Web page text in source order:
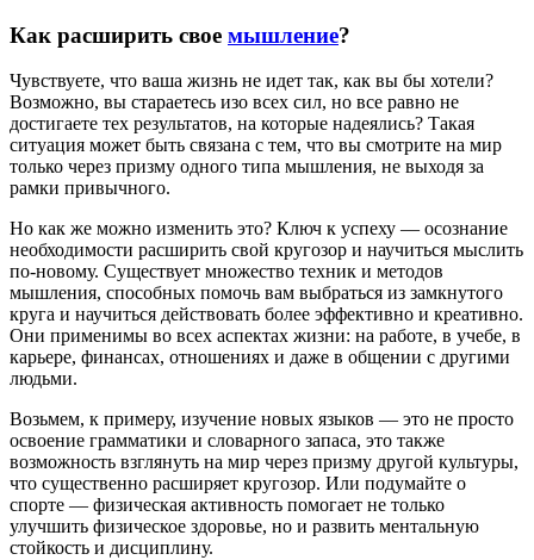
Как расширить свое мышление?
Чувствуете, что ваша жизнь не идет так, как вы бы хотели?
Возможно, вы стараетесь изо всех сил, но все равно не
достигаете тех результатов, на которые надеялись? Такая
ситуация может быть связана с тем, что вы смотрите на мир
только через призму одного типа мышления, не выходя за
рамки привычного.
Но как же можно изменить это? Ключ к успеху — осознание
необходимости расширить свой кругозор и научиться мыслить
по-новому. Существует множество техник и методов
мышления, способных помочь вам выбраться из замкнутого
круга и научиться действовать более эффективно и креативно.
Они применимы во всех аспектах жизни: на работе, в учебе, в
карьере, финансах, отношениях и даже в общении с другими
людьми.
Возьмем, к примеру, изучение новых языков — это не просто
освоение грамматики и словарного запаса, это также
возможность взглянуть на мир через призму другой культуры,
что существенно расширяет кругозор. Или подумайте о
спорте — физическая активность помогает не только
улучшить физическое здоровье, но и развить ментальную
стойкость и дисциплину.